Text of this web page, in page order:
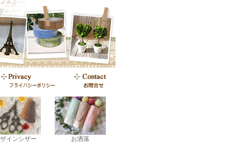
インシザー
お洒落